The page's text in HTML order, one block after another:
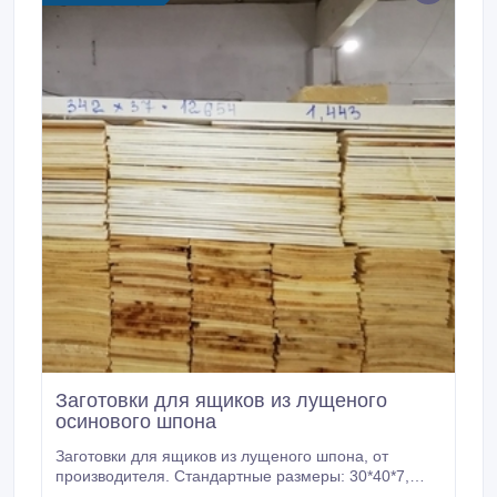
Заготовки для ящиков из лущеного
осинового шпона
Заготовки для ящиков из лущеного шпона, от
производителя. Стандартные размеры: 30*40*7,